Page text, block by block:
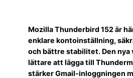
Mozilla Thunderbird 152 är
enklare kontoinställning,
och bättre stabilitet. Den nya
lättare att lägga till
stärker Gmail-inloggningen